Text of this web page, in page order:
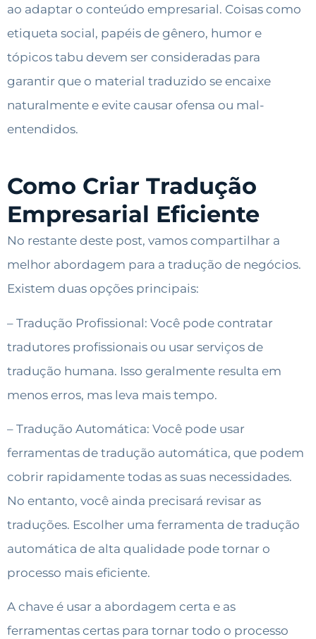
ao adaptar o conteúdo empresarial. Coisas como
etiqueta social, papéis de gênero, humor e
tópicos tabu devem ser consideradas para
garantir que o material traduzido se encaixe
naturalmente e evite causar ofensa ou mal-
entendidos.
Como Criar Tradução
Empresarial Eficiente
No restante deste post, vamos compartilhar a
melhor abordagem para a tradução de negócios.
Existem duas opções principais:
– Tradução Profissional: Você pode contratar
tradutores profissionais ou usar serviços de
tradução humana. Isso geralmente resulta em
menos erros, mas leva mais tempo.
– Tradução Automática: Você pode usar
ferramentas de tradução automática, que podem
cobrir rapidamente todas as suas necessidades.
No entanto, você ainda precisará revisar as
traduções. Escolher uma ferramenta de tradução
automática de alta qualidade pode tornar o
processo mais eficiente.
A chave é usar a abordagem certa e as
ferramentas certas para tornar todo o processo